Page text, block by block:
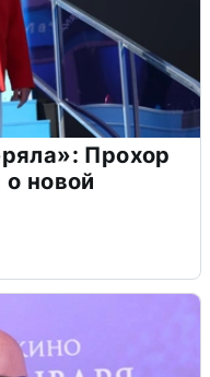
Прохор
новой